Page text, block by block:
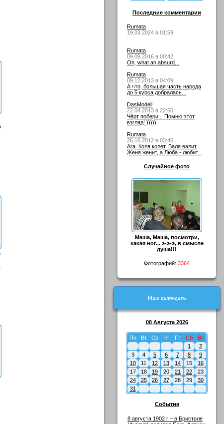
Последние комментарии
Rumata
19.03.2024 в 01:59
Rumata
09.09.2016 в 00:42
Oh, what an absurd...
Rumata
09.12.2013 в 04:09
А что, большая часть народа
до 5 курса добралась...
DasModell
22.04.2013 в 22:50
Чёрт побери... Помню этот
взгляд! )))))
Rumata
26.10.2012 в 03:46
Ага. Коля колет, Валя валит,
Женя женит, а Люба - любит...
Случайное фото
Маша, Маша, посмотри,
какая ног... э-э-э, в смысле
душа!!!
Фотографий: 3364
Наш календарь
08 Августа 2026
Пн Вт Ср Чт Пт Сб
Вс
1
2
3
4 5 6 7 8
9
10
11 12 13 14 15
16
17
18 19 20 21 22
23
24
25 26 27 28 29
30
31
События
8 августа 1902 г – в Бристоле